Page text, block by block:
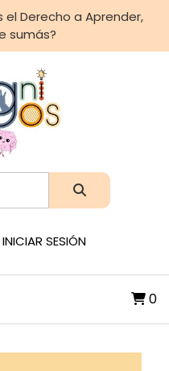
Derecho a Aprender,
sumás?
INICIAR SESIÓN
0